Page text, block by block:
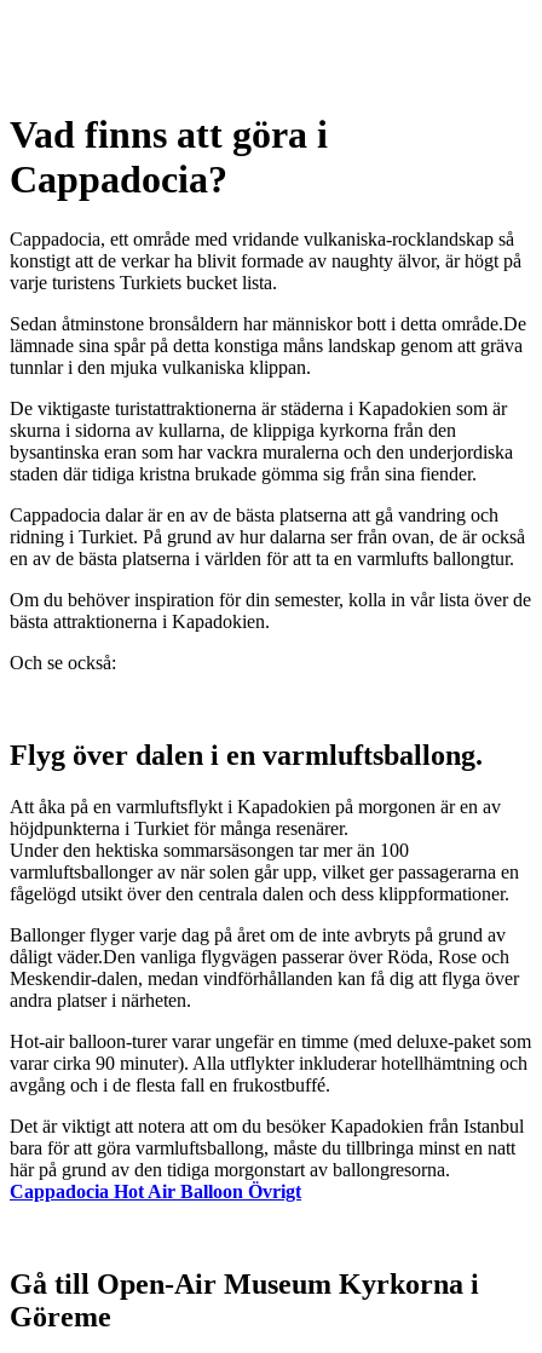
Vad finns att göra i
Cappadocia?
Cappadocia, ett område med vridande vulkaniska-rocklandskap så
konstigt att de verkar ha blivit formade av naughty älvor, är högt på
varje turistens Turkiets bucket lista.
Sedan åtminstone bronsåldern har människor bott i detta område.De
lämnade sina spår på detta konstiga måns landskap genom att gräva
tunnlar i den mjuka vulkaniska klippan.
De viktigaste turistattraktionerna är städerna i Kapadokien som är
skurna i sidorna av kullarna, de klippiga kyrkorna från den
bysantinska eran som har vackra muralerna och den underjordiska
staden där tidiga kristna brukade gömma sig från sina fiender.
Cappadocia dalar är en av de bästa platserna att gå vandring och
ridning i Turkiet. På grund av hur dalarna ser från ovan, de är också
en av de bästa platserna i världen för att ta en varmlufts ballongtur.
Om du behöver inspiration för din semester, kolla in vår lista över de
bästa attraktionerna i Kapadokien.
Och se också:
Flyg över dalen i en varmluftsballong.
Att åka på en varmluftsflykt i Kapadokien på morgonen är en av
höjdpunkterna i Turkiet för många resenärer.
Under den hektiska sommarsäsongen tar mer än 100
varmluftsballonger av när solen går upp, vilket ger passagerarna en
fågelögd utsikt över den centrala dalen och dess klippformationer.
Ballonger flyger varje dag på året om de inte avbryts på grund av
dåligt väder.Den vanliga flygvägen passerar över Röda, Rose och
Meskendir-dalen, medan vindförhållanden kan få dig att flyga över
andra platser i närheten.
Hot-air balloon-turer varar ungefär en timme (med deluxe-paket som
varar cirka 90 minuter). Alla utflykter inkluderar hotellhämtning och
avgång och i de flesta fall en frukostbuffé.
Det är viktigt att notera att om du besöker Kapadokien från Istanbul
bara för att göra varmluftsballong, måste du tillbringa minst en natt
här på grund av den tidiga morgonstart av ballongresorna.
Cappadocia Hot Air Balloon Övrigt
Gå till Open-Air Museum Kyrkorna i
Göreme